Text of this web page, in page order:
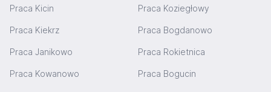
Praca Kicin Praca Koziegłowy
Praca Kiekrz Praca Bogdanowo
Praca Janikowo Praca Rokietnica
Praca Kowanowo Praca Bogucin